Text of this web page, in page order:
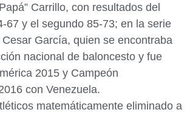
Carrillo, con resultados del
67 y el segundo 85-73; en la serie
García, quien se encontraba
nacional de baloncesto y fue
2015 y Campeón
con Venezuela.
matemáticamente eliminado a